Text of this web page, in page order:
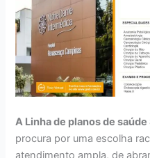
A Linha de planos de saúde
procura por uma escolha
atendimento ampla, de